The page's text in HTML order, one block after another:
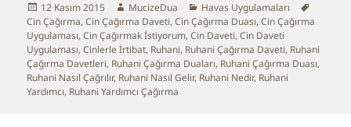
Yayın
tarihi
12 Kasım 2015 Yazar
MucizeDua Kategoriler
Havas Uygulamaları
Cin Çağırma,Cin Çağırma Daveti,Cin Çağırma Duası,Cin Çağırma
Uygulaması,Cin Çağırmak İstiyorum,Cin Daveti,Cin Daveti
Uygulaması,Cinlerle İrtibat, Ruhani, Ruhani Çağırma Daveti, Ruhani
Çağırma Davetleri, Ruhani Çağırma Duaları, Ruhani Çağırma Duası,
Ruhani Nasıl Çağrılır, Ruhani Nasıl Gelir, Ruhani Nedir, Ruhani
Yardımcı, Ruhani Yardımcı Çağırma